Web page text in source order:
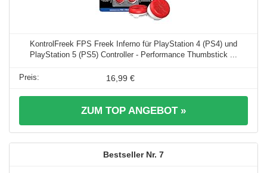
KontrolFreek FPS Freek Inferno für PlayStation 4 (PS4) und
PlayStation 5 (PS5) Controller - Performance Thumbstick ...
16,99 €
ZUM TOP ANGEBOT »
7